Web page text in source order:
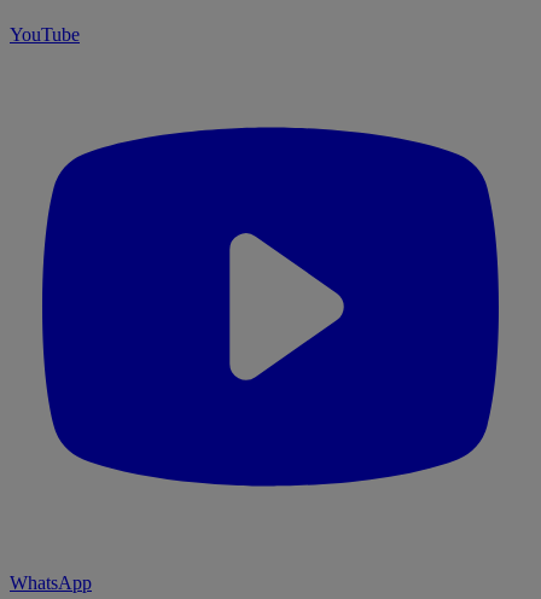
YouTube
WhatsApp